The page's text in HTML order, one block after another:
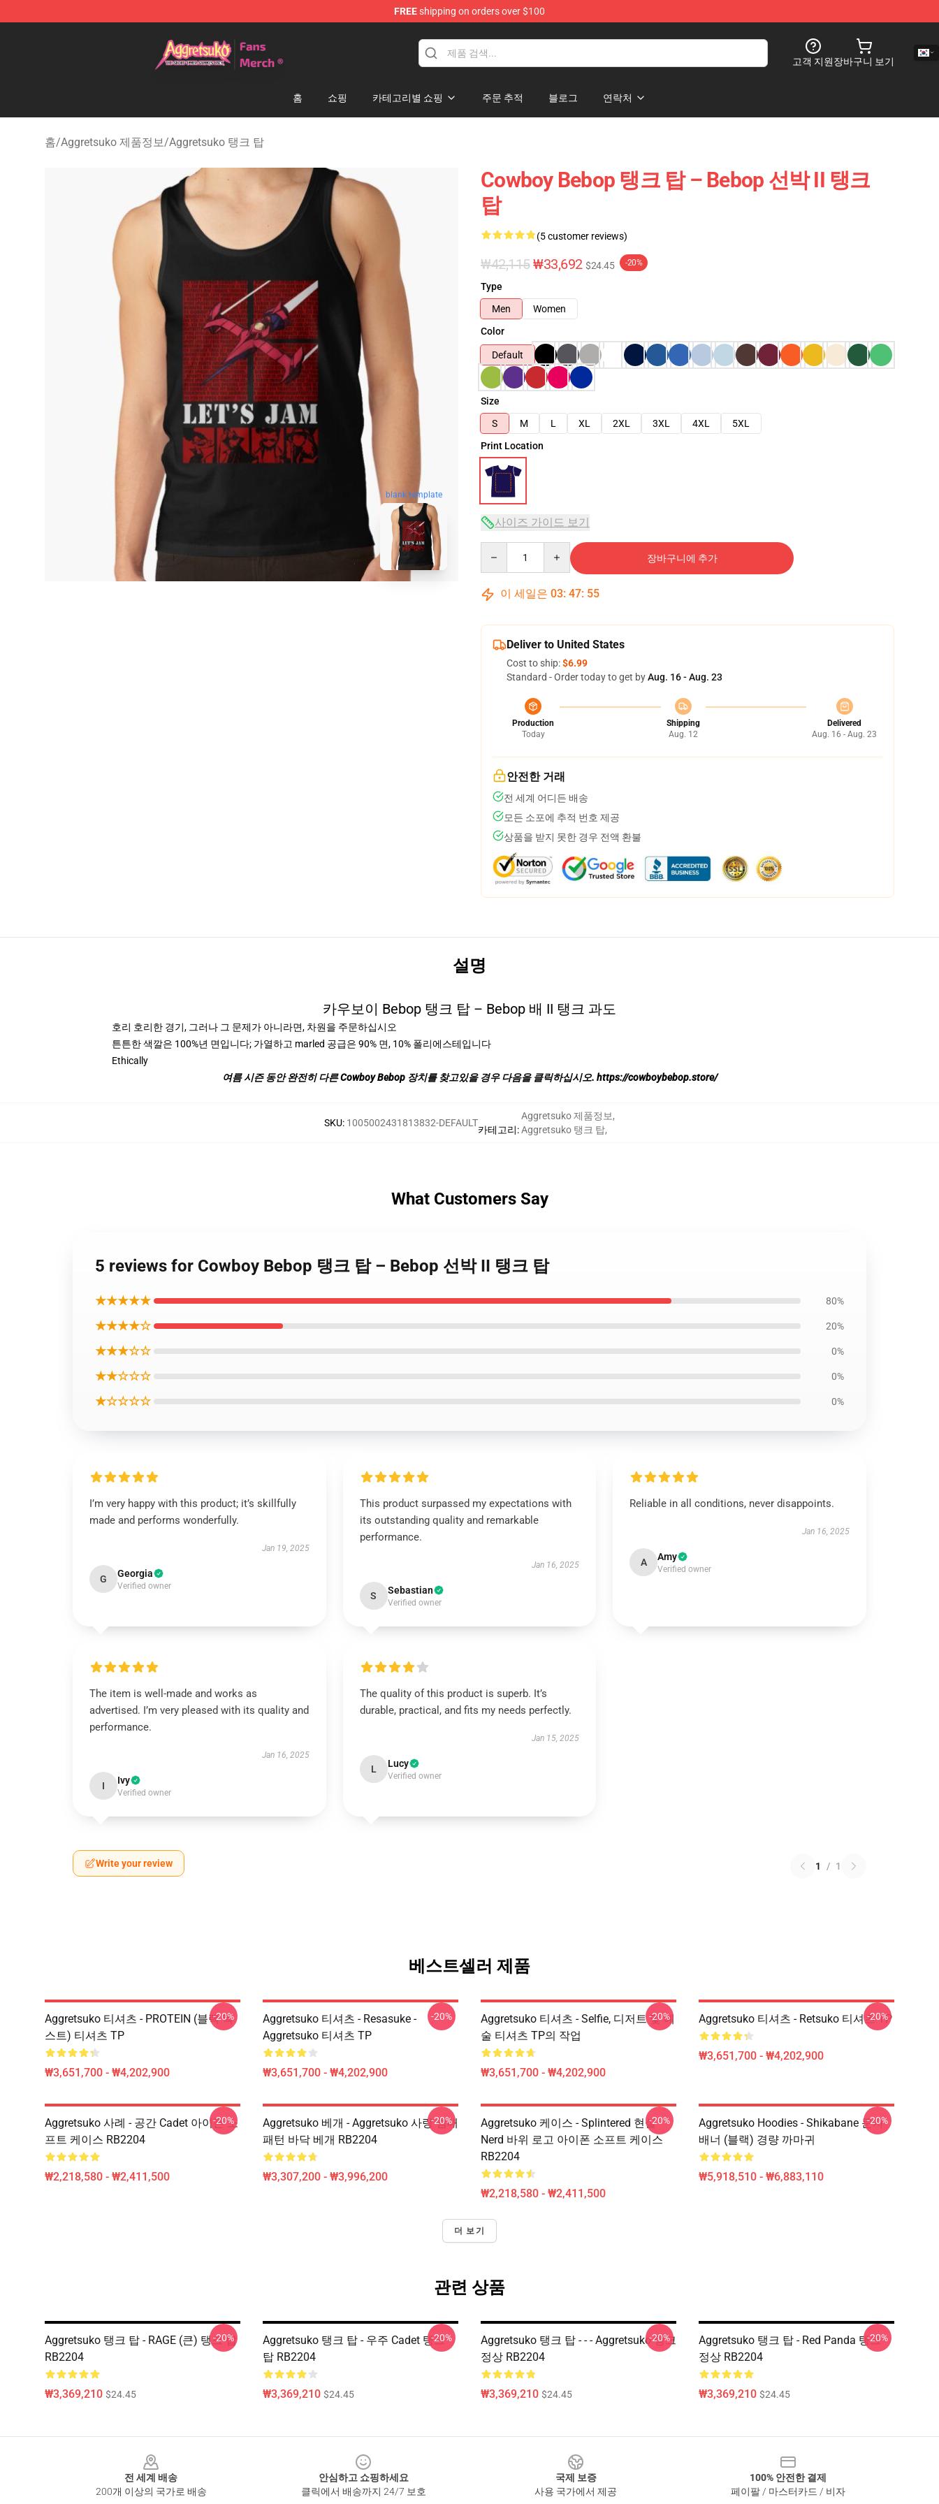
FREEshipping on orders over $100
고객 지원장바구니 보기
홈 쇼핑 카테고리별 쇼핑 주문 추적 블로그 연락처
홈/Aggretsuko 제품정보/Aggretsuko 탱크 탑
blank template
Cowboy Bebop 탱크 탑 – Bebop 선박 II 탱크
탑
(5 customer reviews)
₩42,115₩33,692 $24.45 -20%
Type
Men
Women
Color
Default
Size
S
M L XL 2XL 3XL 4XL
5XL
Print Location
사이즈 가이드 보기
장바구니에 추가
이 세일은 03: 47: 54
Deliver to United States
Cost to ship:$6.99
Standard - Order today to get byAug. 16 - Aug. 23
Production
Today
Shipping
Aug. 12
Delivered
Aug. 16 - Aug. 23
안전한 거래
전 세계 어디든 배송
모든 소포에 추적 번호 제공
상품을 받지 못한 경우 전액 환불
설명
카우보이 Bebop 탱크 탑 – Bebop 배 II 탱크 과도
호리 호리한 경기, 그러나 그 문제가 아니라면, 차원을 주문하십시오
튼튼한 색깔은 100%년 면입니다; 가열하고 marled 공급은 90% 면, 10% 폴리에스테입니다
Ethically
여름 시즌 동안 완전히 다른 Cowboy Bebop 장치를 찾고있을 경우 다음을 클릭하십시오. https://cowboybebop.store/
SKU: 1005002431813832-DEFAULT
카테고리:
Aggretsuko 제품정보,
Aggretsuko 탱크 탑,
What Customers Say
5 reviews for Cowboy Bebop 탱크 탑 – Bebop 선박 II 탱크 탑
★★★★★ 80%
★★★★☆ 20%
★★★☆☆ 0%
★★☆☆☆ 0%
★☆☆☆☆ 0%
I’m very happy with this product; it’s skillfully
made and performs wonderfully.
Jan 19, 2025
G Georgia
Verified owner
This product surpassed my expectations with
its outstanding quality and remarkable
performance.
Jan 16, 2025
S Sebastian
Verified owner
Reliable in all conditions, never disappoints.
Jan 16, 2025
A Amy
Verified owner
The item is well-made and works as
advertised. I’m very pleased with its quality and
performance.
Jan 16, 2025
I Ivy
Verified owner
The quality of this product is superb. It’s
durable, practical, and fits my needs perfectly.
Jan 15, 2025
L Lucy
Verified owner
Write your review 1 / 1
베스트셀러 제품
Aggretsuko 티셔츠 - PROTEIN (블랙 텍
스트) 티셔츠 TP
₩3,651,700 - ₩4,202,900
-20%
Aggretsuko 티셔츠 - Resasuke -
Aggretsuko 티셔츠 TP
₩3,651,700 - ₩4,202,900
-20%
Aggretsuko 티셔츠 - Selfie, 디저트 및 예
술 티셔츠 TP의 작업
₩3,651,700 - ₩4,202,900
-20% Aggretsuko 티셔츠 - Retsuko 티셔츠 TP
₩3,651,700 - ₩4,202,900
-20%
Aggretsuko 사례 - 공간 Cadet 아이폰 소
프트 케이스 RB2204
₩2,218,580 - ₩2,411,500
-20%
Aggretsuko 베개 - Aggretsuko 사랑 침대
패턴 바닥 베개 RB2204
₩3,307,200 - ₩3,996,200
-20%
Aggretsuko 케이스 - Splintered 현실
Nerd 바위 로고 아이폰 소프트 케이스
RB2204
₩2,218,580 - ₩2,411,500
-20%
Aggretsuko Hoodies - Shikabane 문자
배너 (블랙) 경량 까마귀
₩5,918,510 - ₩6,883,110
-20%
더 보기
관련 상품
Aggretsuko 탱크 탑 - RAGE (큰) 탱크 탑
RB2204
₩3,369,210 $24.45
-20%
Aggretsuko 탱크 탑 - 우주 Cadet 탱크
탑 RB2204
₩3,369,210 $24.45
-20%
Aggretsuko 탱크 탑 - - - Aggretsuko 탱크
정상 RB2204
₩3,369,210 $24.45
-20%
Aggretsuko 탱크 탑 - Red Panda 탱크
정상 RB2204
₩3,369,210 $24.45
-20%
전 세계 배송
200개 이상의 국가로 배송
안심하고 쇼핑하세요
클릭에서 배송까지 24/7 보호
국제 보증
사용 국가에서 제공
100% 안전한 결제
페이팔 / 마스터카드 / 비자